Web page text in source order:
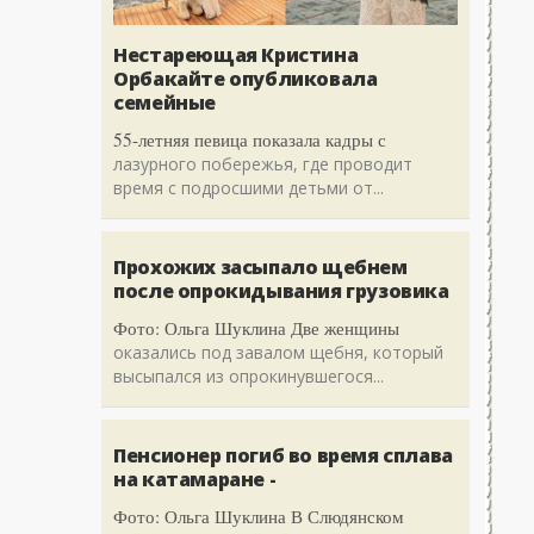
Нестареющая Кристина
Орбакайте опубликовала
семейные
55-летняя певица показала кадры с
лазурного побережья, где проводит
время с подросшими детьми от...
Прохожих засыпало щебнем
после опрокидывания грузовика
Фото: Ольга Шуклина Две женщины
оказались под завалом щебня, который
высыпался из опрокинувшегося...
Пенсионер погиб во время сплава
на катамаране -
Фото: Ольга Шуклина В Слюдянском